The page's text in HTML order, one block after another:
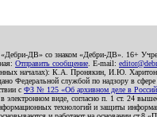
«Дебри-ДВ» со знаком «Дебри-ДВ».
Отправить сообщение . E-mail:
началах): К.А. Пронякин,
Федеральной службой по надзору в
с ФЗ № 125 «Об архивном деле в
виде, согласно п. 1 ст. 24
технологий и защиты